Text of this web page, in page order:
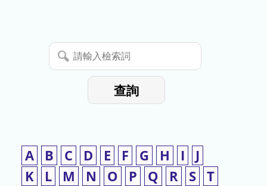
暫
停
請
輸
查詢
A B C D E F G H I
J
K
L M N O P Q R S T